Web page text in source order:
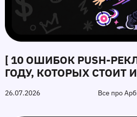
[ 10 ОШИБОК
ГОДУ, КОТОРЫХ СТОИТ
26.07.2026 Все про